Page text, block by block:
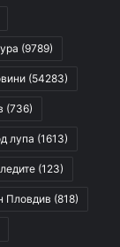
(9789)
(54283)
(736)
лупа (1613)
(123)
Пловдив (818)